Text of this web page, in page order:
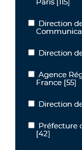
Direction de
Direction
Direction des
Direction
Agence
Agence
France [55]
Direction de la
Direction
Préfecture de la
Préfecture
[42]